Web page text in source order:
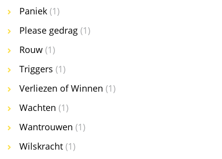
Paniek (1)
Please gedrag (1)
Rouw (1)
Triggers (1)
Verliezen of Winnen (1)
Wachten (1)
Wantrouwen (1)
Wilskracht (1)